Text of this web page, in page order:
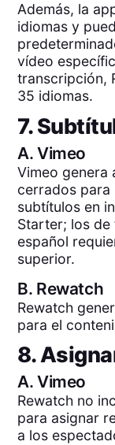
Además, la
idiomas y
vídeo
transcripción,
35 idiomas.
7.
A.Vimeo
Vimeo genera
cerrados para
subtítulos en
Starter; los de
español
superior.
B. Rewatch
Rewatch
para el
8.
A.Vimeo
Rewatch no
para asignar
a los